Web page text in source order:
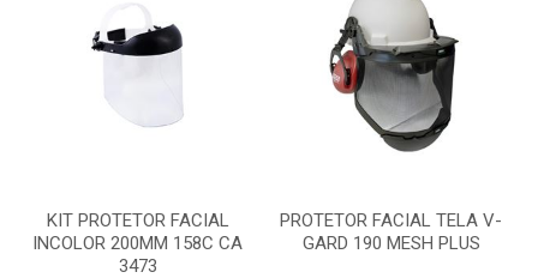
KIT PROTETOR FACIAL
INCOLOR 200MM 158C CA
3473
PROTETOR FACIAL TELA V-
GARD 190 MESH PLUS